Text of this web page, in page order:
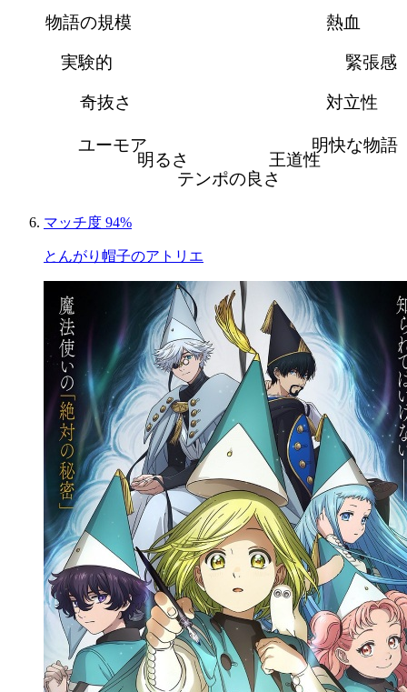
熱血
緊張感
対立性
明快な物語
王道性
テンポの良さ
明るさ
ユーモア
奇抜さ
実験的
物語の規模
マッチ度 94%
とんがり帽子のアトリエ